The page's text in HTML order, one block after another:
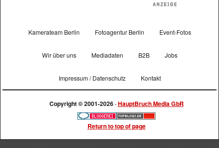
Kamerateam Berlin Fotoagentur Berlin Event-Fotos
Wir über uns Mediadaten B2B Jobs
Impressum / Datenschutz Kontakt
Copyright © 2001-2026 ·HauptBruch Media GbR
Return to top of page